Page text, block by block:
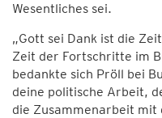
Wesentliches sei.
„Gott sei Dank ist die
Zeit der Fortschritte im
bedankte sich Pröll bei
deine politische Arbeit,
die Zusammenarbeit mit